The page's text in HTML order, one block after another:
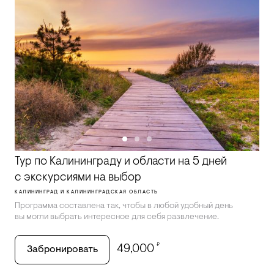
Тур по Калининграду и области на 5 дней
с экскурсиями на выбор
КАЛИНИНГРАД И КАЛИНИНГРАДСКАЯ ОБЛАСТЬ
Программа составлена так, чтобы в любой удобный день
вы могли выбрать интересное для себя развлечение.
Забронировать 49,000 ₽